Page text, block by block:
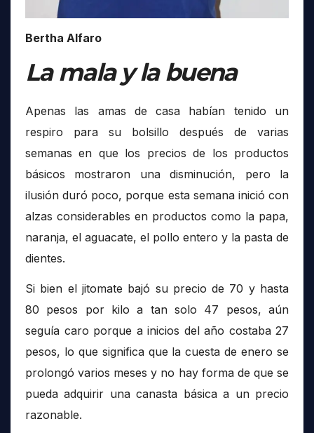
Bertha Alfaro
La mala y la buena
Apenas las amas de casa habían tenido un
respiro para su bolsillo después de varias
semanas en que los precios de los productos
básicos mostraron una disminución, pero la
ilusión duró poco, porque esta semana inició con
alzas considerables en productos como la papa,
naranja, el aguacate, el pollo entero y la pasta de
dientes.
Si bien el jitomate bajó su precio de 70 y hasta
80 pesos por kilo a tan solo 47 pesos, aún
seguía caro porque a inicios del año costaba 27
pesos, lo que significa que la cuesta de enero se
prolongó varios meses y no hay forma de que se
pueda adquirir una canasta básica a un precio
razonable.